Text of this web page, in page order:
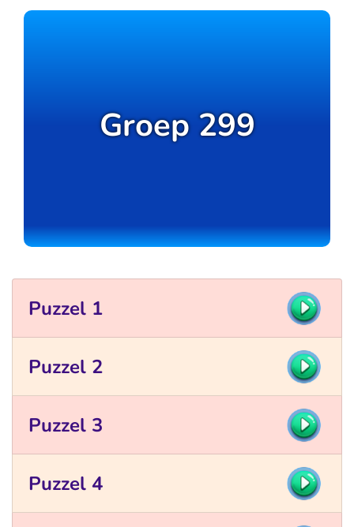
Groep 299
Puzzel 1
Puzzel 2
Puzzel 3
Puzzel 4